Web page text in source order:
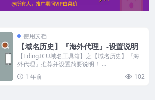
使用文档
【域名历史】『海外代理』-设置说明
【Eding.ICU域名工具箱】之【域名历史】『海
外代理』推荐并设置简要说明！ ...
1 年前
102